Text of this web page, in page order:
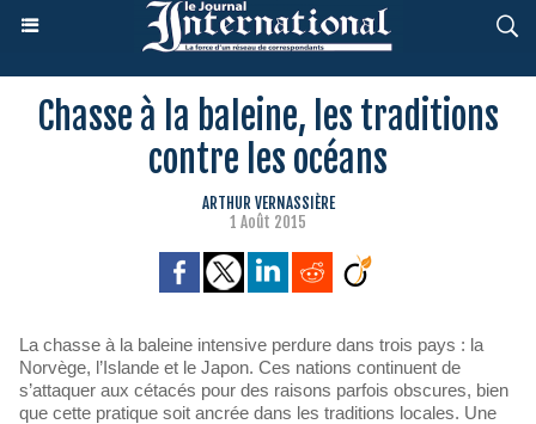
Chasse à la baleine, les traditions
contre les océans
ARTHUR VERNASSIÈRE
1 Août 2015
La chasse à la baleine intensive perdure dans trois pays : la
Norvège, l’Islande et le Japon. Ces nations continuent de
s’attaquer aux cétacés pour des raisons parfois obscures, bien
que cette pratique soit ancrée dans les traditions locales. Une